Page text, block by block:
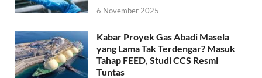
6 November 2025
Kabar Proyek Gas Abadi Masela
yang Lama Tak Terdengar? Masuk
Tahap FEED, Studi CCS Resmi
Tuntas